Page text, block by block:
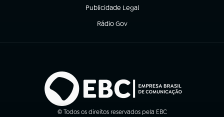
Publicidade Legal
(abre em nova aba)
Rádio Gov
(abre em nova aba)
© Todos os direitos reservados pela EBC